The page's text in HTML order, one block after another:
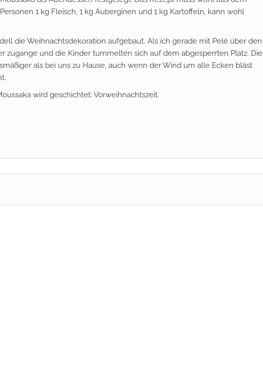
1 kg Fleisch, 1 kg Auberginen und 1 kg Kartoffeln, kann wohl
die Weihnachtsdekoration aufgebaut. Als ich gerade mit Pelé über den
zugange und die Kinder tummelten sich auf dem abgesperrten Platz. Die
als bei uns zu Hause, auch wenn der Wind um alle Ecken bläst
wird geschichtet: Vorweihnachtszeit.